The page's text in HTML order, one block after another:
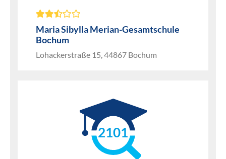
Maria Sibylla Merian-Gesamtschule
Bochum
Lohackerstraße 15, 44867 Bochum
2101